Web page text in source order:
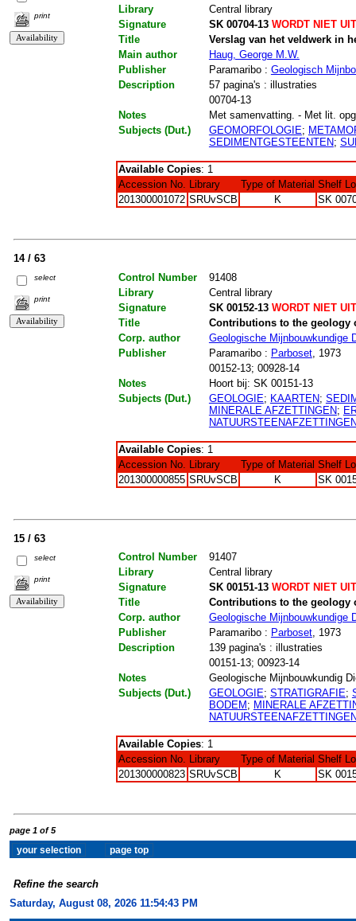
print
Library
Central library
Signature
SK 00704-13WORDT NIET
Title
Verslag van het veldwerk in
Main author
Haug, George M.W.
Publisher
Paramaribo : Geologisch
Description
57 pagina's : illustraties
00704-13
Notes
Met samenvatting. - Met lit.
Subjects (Dut.)
GEOMORFOLOGIE;
SEDIMENTGESTEENTEN;
Available Copies: 1
Accession No.
Library Type of Material Shelf
201300001072 SRUvSCB K SK
14 / 63
select
print
Control Number
91408
Library
Central library
Signature
SK 00152-13WORDT NIET
Title
Contributions to the geology
Corp. author
Geologische Mijnbouwkundige
Publisher
Paramaribo : Parboset, 1973
00152-13; 00928-14
Notes
Hoort bij: SK 00151-13
Subjects (Dut.)
GEOLOGIE; KAARTEN;
MINERALE AFZETTINGEN;
Available Copies: 1
Accession No. Library Type of Material Shelf
201300000855 SRUvSCB K SK
15 / 63
select
print
Control Number
91407
Library
Central library
Signature
SK 00151-13WORDT NIET
Title
Contributions to the geology
Corp. author
Geologische Mijnbouwkundige
Publisher
Paramaribo : Parboset, 1973
Description
139 pagina's : illustraties
00151-13; 00923-14
Notes
Geologische Mijnbouwkundig
Subjects (Dut.)
GEOLOGIE; STRATIGRAFIE;
BODEM ; MINERALE
Available Copies: 1
Accession No. Library Type of Material Shelf
201300000823 SRUvSCB K SK
page 1 of 5
Refine the search
Saturday, August 08, 2026 11:54:44 PM